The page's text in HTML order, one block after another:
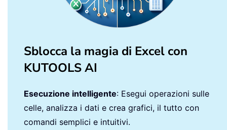
Sblocca la magia di Excel con
KUTOOLS AI
Esecuzione intelligente: Esegui operazioni sulle
celle, analizza i dati e crea grafici, il tutto con
comandi semplici e intuitivi.